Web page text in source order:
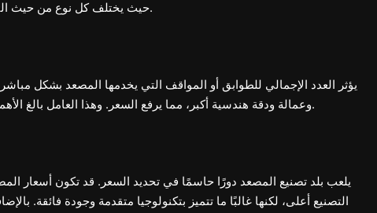
حيث يختلف كل نوع من حيث التعقيد، وسلاسة الحركة، ومتطلبات الصيانة.
يؤثر العدد الإجمالي للطوابق أو المواقف التي يخدمها المصعد بشكل
وعمالة ودقة هندسية أكبر، مما يرفع السعر. وهذا العامل بالغ الأهمية لارتباطه المباشر بحجم وتعقيد التركيب.
يلعب بلد تصنيع المصعد دورًا حاسمًا في تحديد السعر. قد تكون أسعار
التصنيع أعلى، لكنها غالبًا ما تتميز بتكنولوجيا متقدمة وجودة فائقة.